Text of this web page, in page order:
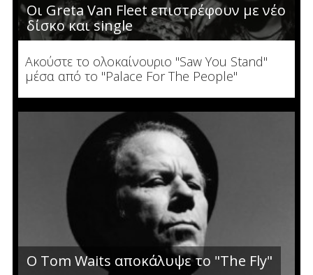
Οι Greta Van Fleet επιστρέφουν με νέο
δίσκο και single
Ακούστε το ολοκαίνουριο "Saw You Stand"
μέσα από το "Palace For The People"
Ο Tom Waits αποκάλυψε το "The Fly"